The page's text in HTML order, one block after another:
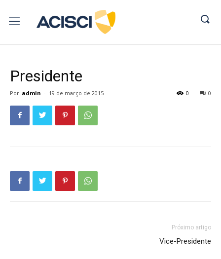
Presidente
Por admin - 19 de março de 2015 0
0
Próximo artigo
Vice-Presidente